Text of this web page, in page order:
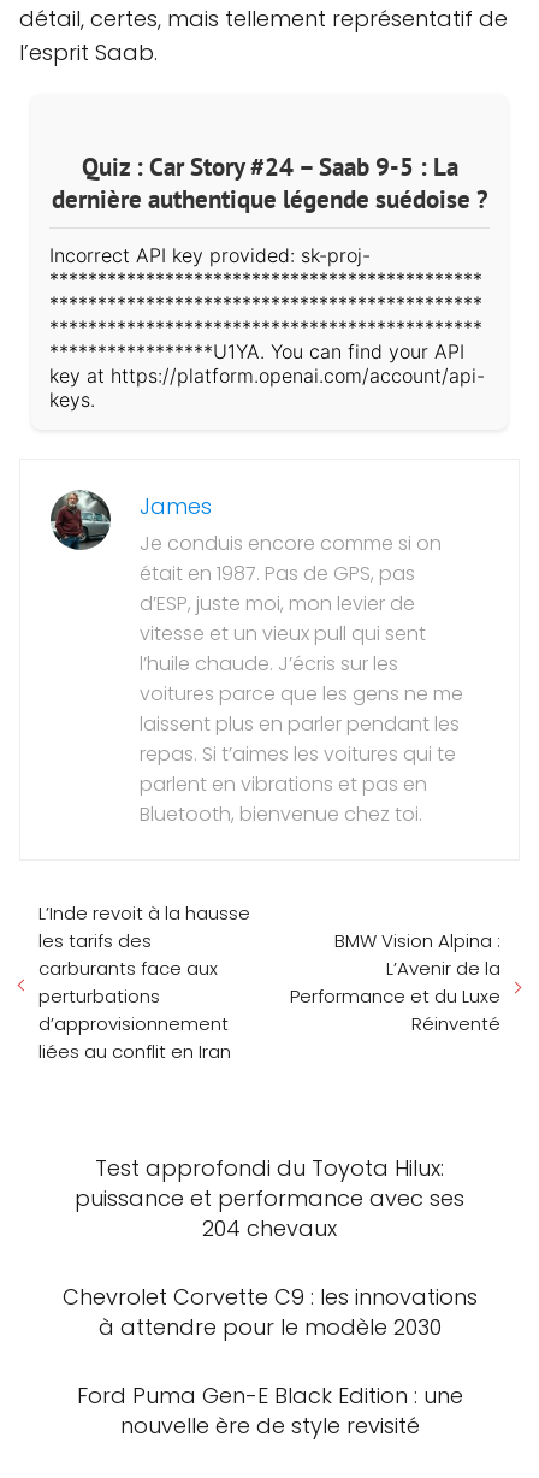
détail, certes, mais tellement représentatif de
l’esprit Saab.
Quiz : Car Story #24 – Saab 9-5 : La
dernière authentique légende suédoise ?
Incorrect API key provided: sk-proj-
*********************************************
*********************************************
*********************************************
*****************U1YA. You can find your API
key at https://platform.openai.com/account/api-
keys.
James
Je conduis encore comme si on
était en 1987. Pas de GPS, pas
d’ESP, juste moi, mon levier de
vitesse et un vieux pull qui sent
l’huile chaude. J’écris sur les
voitures parce que les gens ne me
laissent plus en parler pendant les
repas. Si t’aimes les voitures qui te
parlent en vibrations et pas en
Bluetooth, bienvenue chez toi.
L’Inde revoit à la hausse
les tarifs des
carburants face aux
perturbations
d’approvisionnement
liées au conflit en Iran
BMW Vision Alpina :
L’Avenir de la
Performance et du Luxe
Réinventé
Test approfondi du Toyota Hilux:
puissance et performance avec ses
204 chevaux
Chevrolet Corvette C9 : les innovations
à attendre pour le modèle 2030
Ford Puma Gen-E Black Edition : une
nouvelle ère de style revisité